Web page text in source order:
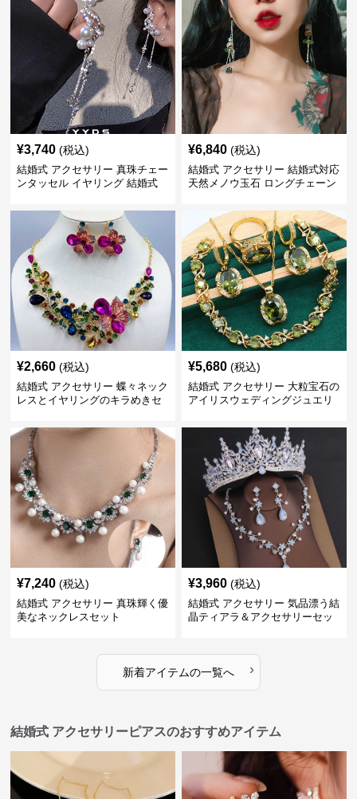
¥3,740 (税込)
結婚式 アクセサリー 真珠チェー
ンタッセル イヤリング 結婚式
¥6,840 (税込)
結婚式 アクセサリー 結婚式対応
天然メノウ玉石 ロングチェーン
¥2,660 (税込)
結婚式 アクセサリー 蝶々ネック
レスとイヤリングのキラめきセ
¥5,680 (税込)
結婚式 アクセサリー 大粒宝石の
アイリスウェディングジュエリ
¥7,240 (税込)
結婚式 アクセサリー 真珠輝く優
美なネックレスセット
¥3,960 (税込)
結婚式 アクセサリー 気品漂う結
晶ティアラ＆アクセサリーセッ
新着アイテムの一覧へ ›
結婚式 アクセサリーピアスのおすすめアイテム